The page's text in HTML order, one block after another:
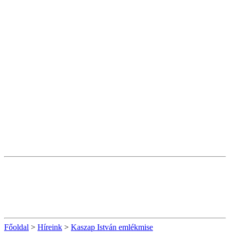
Főoldal > Híreink > Kaszap István emlékmise